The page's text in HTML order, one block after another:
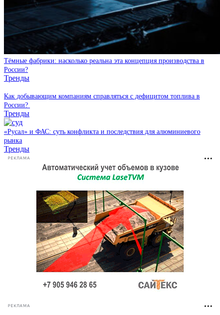
Тёмные фабрики: насколько реальна эта концепция производства в
России?
Тренды
Как добывающим компаниям справляться с дефицитом топлива в
России?
Тренды
«Русал» и ФАС: суть конфликта и последствия для алюминиевого
рынка
Тренды
РЕКЛАМА
РЕКЛАМА